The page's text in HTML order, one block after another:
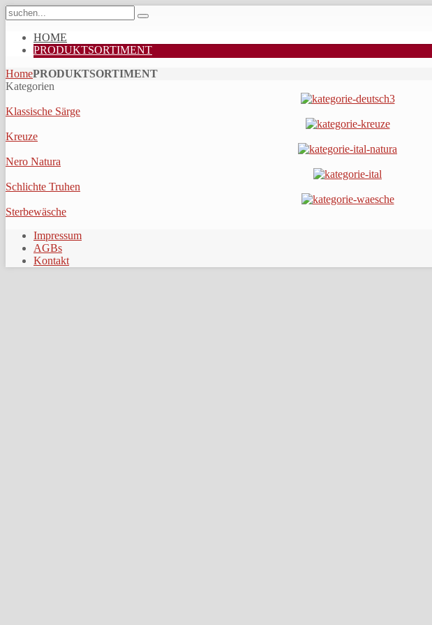
HOME
PRODUKTSORTIMENT
HomePRODUKTSORTIMENT
Kategorien
Klassische Särge
Kreuze
Nero Natura
Schlichte Truhen
Sterbewäsche
Impressum
AGBs
Kontakt